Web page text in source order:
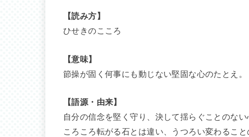
【読み方】
ひせきのこころ
【意味】
節操が固く何事にも動じない堅固な心のたとえ。
【語源・由来】
自分の信念を堅く守り、決して揺らぐことのない
ころころ転がる石とは違い、うつろい変わるこ